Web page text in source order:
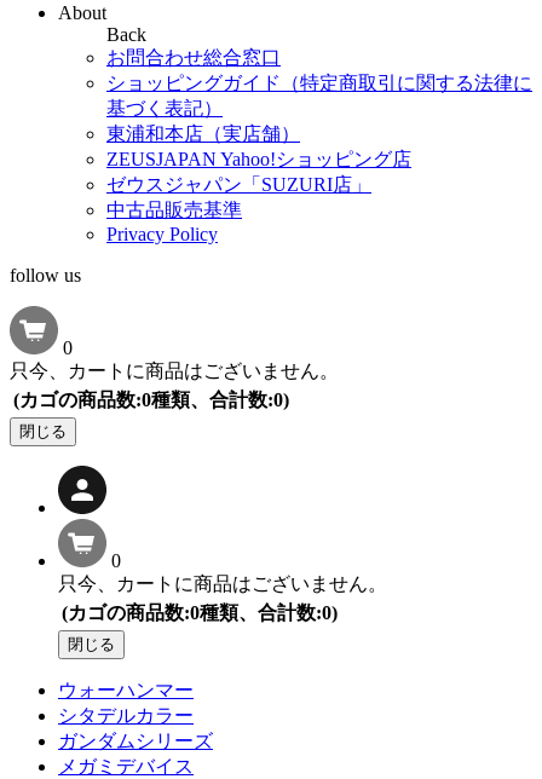
About
Back
お問合わせ総合窓口
ショッピングガイド（特定商取引に関する法律に
基づく表記）
東浦和本店（実店舗）
ZEUSJAPAN Yahoo!ショッピング店
ゼウスジャパン「SUZURI店」
中古品販売基準
Privacy Policy
follow us
0
只今、カートに商品はございません。
(カゴの商品数:0種類、合計数:0)
閉じる
0
只今、カートに商品はございません。
(カゴの商品数:0種類、合計数:0)
閉じる
ウォーハンマー
シタデルカラー
ガンダムシリーズ
メガミデバイス